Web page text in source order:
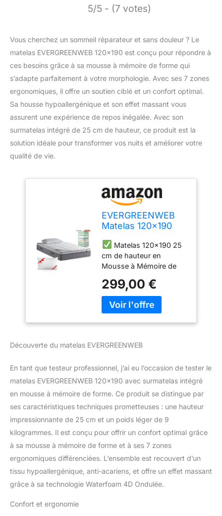
5/5 - (7 votes)
Vous cherchez un sommeil réparateur et sans douleur ? Le
matelas EVERGREENWEB 120×190 est conçu pour répondre à
ces besoins grâce à sa mousse à mémoire de forme qui
s’adapte parfaitement à votre morphologie. Avec ses 7 zones
ergonomiques, il offre un soutien ciblé et un confort optimal.
Sa housse hypoallergénique et son effet massant vous
assurent une expérience de repos inégalée. Avec son
surmatelas intégré de 25 cm de hauteur, ce produit est la
solution idéale pour transformer vos nuits et améliorer votre
qualité de vie.
EVERGREENWEB
Matelas 120x190
intégré en Mousse
à Mémoire de
Forme 7 Zones
Ergonomique, 25
cm de hauteur +
Oreiller GRATUIT
Housse Blanc
Rembourré à Effet
Hypoallergénique
Matelas 120x190 25
cm de hauteur en
Mousse à Mémoire de
fermeté Moyenne.
Propriétés orthopédiques
Auto-modelantes avec 7
innovation permet un
colonne vertébrale et un
soutien personnalisé à
chaque partie du corps.
sommier ou de lit.
Housse blanche, Oreiller
cervical en Mousse à
Mémoire de Forme
GRATUIT
BIG FASHION MEMORY
Matelas 25 cm de
299,00 €
Découverte du matelas EVERGREENWEB
En tant que testeur professionnel, j’ai eu l’occasion de tester le
matelas EVERGREENWEB 120×190 avec surmatelas intégré
en mousse à mémoire de forme. Ce produit se distingue par
ses caractéristiques techniques prometteuses : une hauteur
impressionnante de 25 cm et un poids léger de 9
kilogrammes. Il est conçu pour offrir un confort optimal grâce
à sa mousse à mémoire de forme et à ses 7 zones
ergonomiques différenciées. L’ensemble est recouvert d’un
tissu hypoallergénique, anti-acariens, et offre un effet massant
grâce à sa technologie Waterfoam 4D Ondulée.
Confort et ergonomie